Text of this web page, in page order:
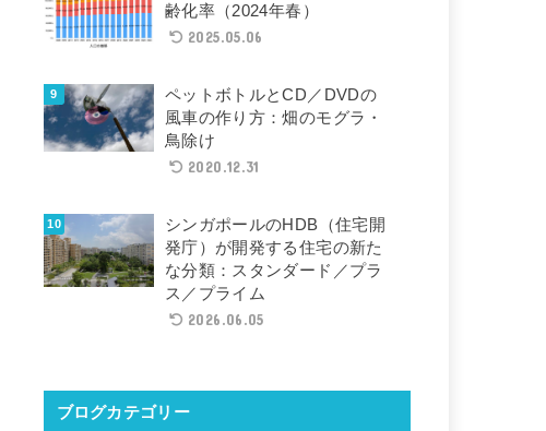
齢化率（2024年春）
2025.05.06
ペットボトルとCD／DVDの
風車の作り方：畑のモグラ・
鳥除け
2020.12.31
シンガポールのHDB（住宅開
発庁）が開発する住宅の新た
な分類：スタンダード／プラ
ス／プライム
2026.06.05
ブログカテゴリー